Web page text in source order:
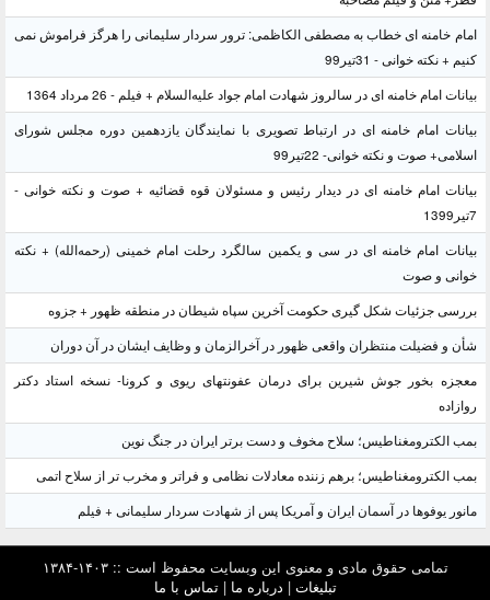
امام خامنه ای خطاب به مصطفی الکاظمی: ترور سردار سلیمانی را هرگز فراموش نمی
کنیم + نکته خوانی - 31تیر99
بیانات امام خامنه ای در سالروز شهادت امام جواد علیه‌السلام + فیلم - 26 مرداد 1364
بیانات امام خامنه ای در ارتباط تصویری با نمایندگان یازدهمین دوره مجلس شورای
اسلامی+ صوت و نکته خوانی- 22تیر99
بیانات امام خامنه ای در دیدار رئیس و مسئولان قوه قضائیه + صوت و نکته خوانی -
7تیر1399
بیانات امام خامنه ای در سی و یکمین سالگرد رحلت امام خمینی (رحمه‌الله) + نکته
خوانی و صوت
بررسی جزئیات شکل گیری حکومت آخرین سپاه شیطان در منطقه ظهور + جزوه
شأن و فضیلت منتظران واقعی ظهور در آخرالزمان و وظایف ایشان در آن دوران
معجزه بخور جوش شیرین برای درمان عفونتهای ریوی و کرونا- نسخه استاد دکتر
روازاده
بمب الکترومغناطیس؛ سلاح مخوف و دست برتر ایران در جنگ نوین
بمب الکترومغناطیس؛ برهم زننده معادلات نظامی و فراتر و مخرب تر از سلاح اتمی
مانور یوفوها در آسمان ایران و آمریکا پس از شهادت سردار سلیمانی + فیلم
تمامی حقوق مادی و معنوی این وبسایت محفوظ است :: ۱۴۰۳-۱۳۸۴
تبلیغات | درباره ما |تماس با ما